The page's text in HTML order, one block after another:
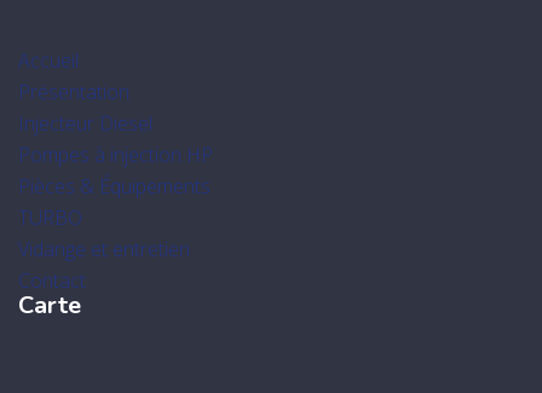
Accueil
Présentation
Injecteur Diesel
Pompes à injection HP
Pièces & Équipements
TURBO
Vidange et entretien
Contact
Carte